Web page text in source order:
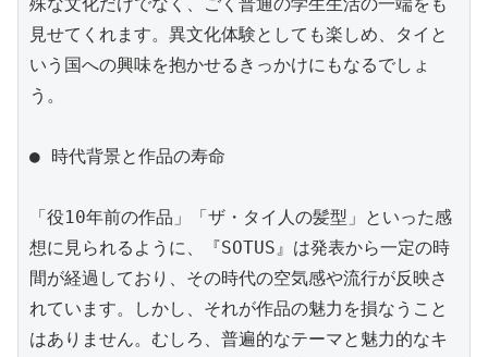
見せてくれます。異文化体験としても楽しめ、タイと
いう国への興味を抱かせるきっかけにもなるでしょ
う。
● 時代背景と作品の寿命
「役10年前の作品」「ザ・タイ人の髪型」といった感
想に見られるように、『SOTUS』は発表から一定の時
間が経過しており、その時代の空気感や流行が反映さ
れています。しかし、それが作品の魅力を損なうこと
はありません。むしろ、普遍的なテーマと魅力的なキ